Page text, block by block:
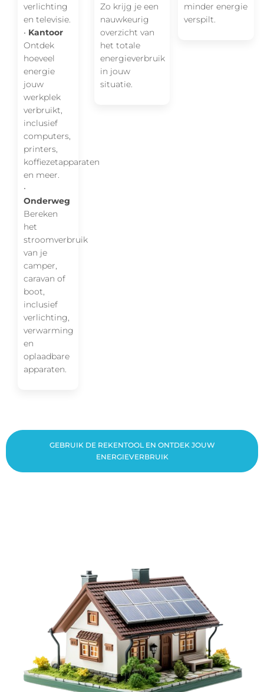
verlichting
en televisie.
• Kantoor
Ontdek
hoeveel
energie
jouw
werkplek
verbruikt,
inclusief
computers,
printers,
koffiezetapparaten
en meer.
•
Onderweg
Bereken
het
stroomverbruik
van je
camper,
caravan of
boot,
inclusief
verlichting,
verwarming
en
oplaadbare
apparaten.
Zo krijg je een
nauwkeurig
overzicht van
het totale
energieverbruik
in jouw
situatie.
minder energie
verspilt.
GEBRUIK DE REKENTOOL EN ONTDEK JOUW
ENERGIEVERBRUIK